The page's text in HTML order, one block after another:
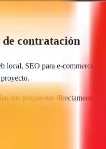
contratación
local, SEO para e-commerce y
sus propuestas directamente.